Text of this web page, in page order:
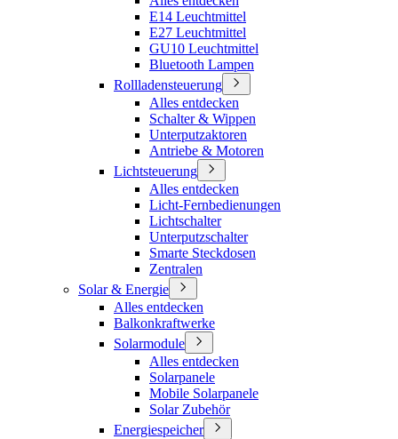
E14 Leuchtmittel
E27 Leuchtmittel
GU10 Leuchtmittel
Bluetooth Lampen
Rollladensteuerung
Alles entdecken
Schalter & Wippen
Unterputzaktoren
Antriebe & Motoren
Lichtsteuerung
Alles entdecken
Licht-Fernbedienungen
Lichtschalter
Unterputzschalter
Smarte Steckdosen
Zentralen
Solar & Energie
Alles entdecken
Balkonkraftwerke
Solarmodule
Alles entdecken
Solarpanele
Mobile Solarpanele
Solar Zubehör
Energiespeicher